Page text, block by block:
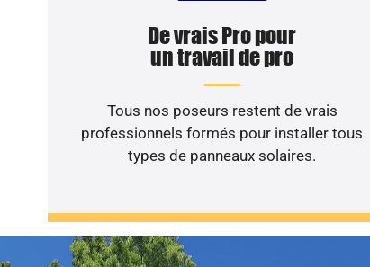
De vrais Pro pour
un travail de pro
Tous nos poseurs restent de vrais
professionnels formés pour installer tous
types de panneaux solaires.